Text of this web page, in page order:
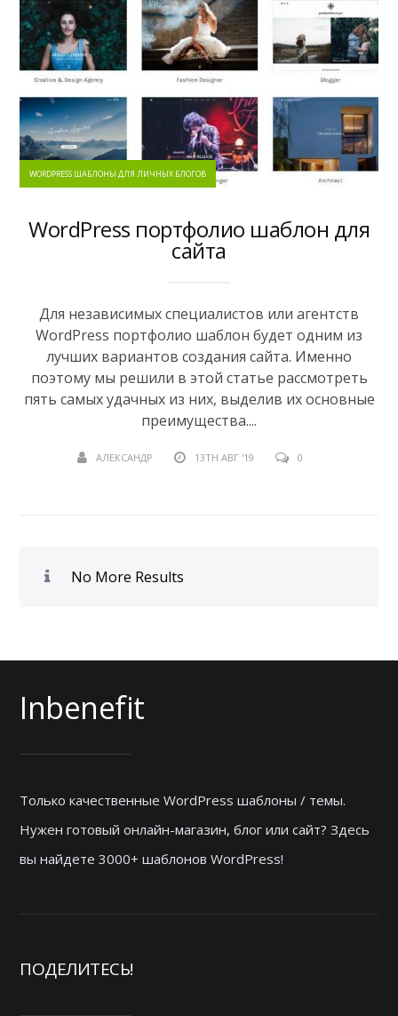
WORDPRESS ШАБЛОНЫ ДЛЯ ЛИЧНЫХ БЛОГОВ
WordPress портфолио шаблон для
сайта
Для независимых специалистов или агентств
WordPress портфолио шаблон будет одним из
лучших вариантов создания сайта. Именно
поэтому мы решили в этой статье рассмотреть
пять самых удачных из них, выделив их основные
преимущества....
АЛЕКСАНДР 13TH АВГ '19 0
No More Results
Inbenefit
Только качественные WordPress шаблоны / темы.
Нужен готовый онлайн-магазин, блог или сайт? Здесь
вы найдете 3000+ шаблонов WordPress!
ПОДЕЛИТЕСЬ!